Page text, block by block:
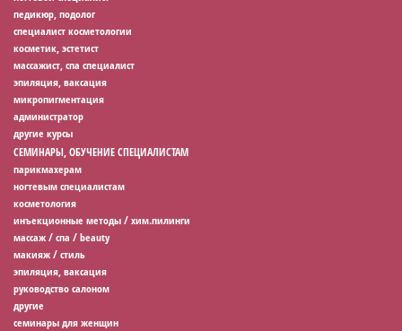
педикюр, подолог
специалист косметологии
косметик, эстетист
массажист, спа специалист
эпиляция, ваксация
микропигментация
администратор
другие курсы
СЕМИНАРЫ, ОБУЧЕНИЕ СПЕЦИАЛИСТАМ
парикмахерам
ногтевым специалистам
косметология
инъекционные методы / хим.пилинги
массаж / спа / beauty
макияж / стиль
эпиляция, ваксация
руководство салоном
другие
семинары для женщин